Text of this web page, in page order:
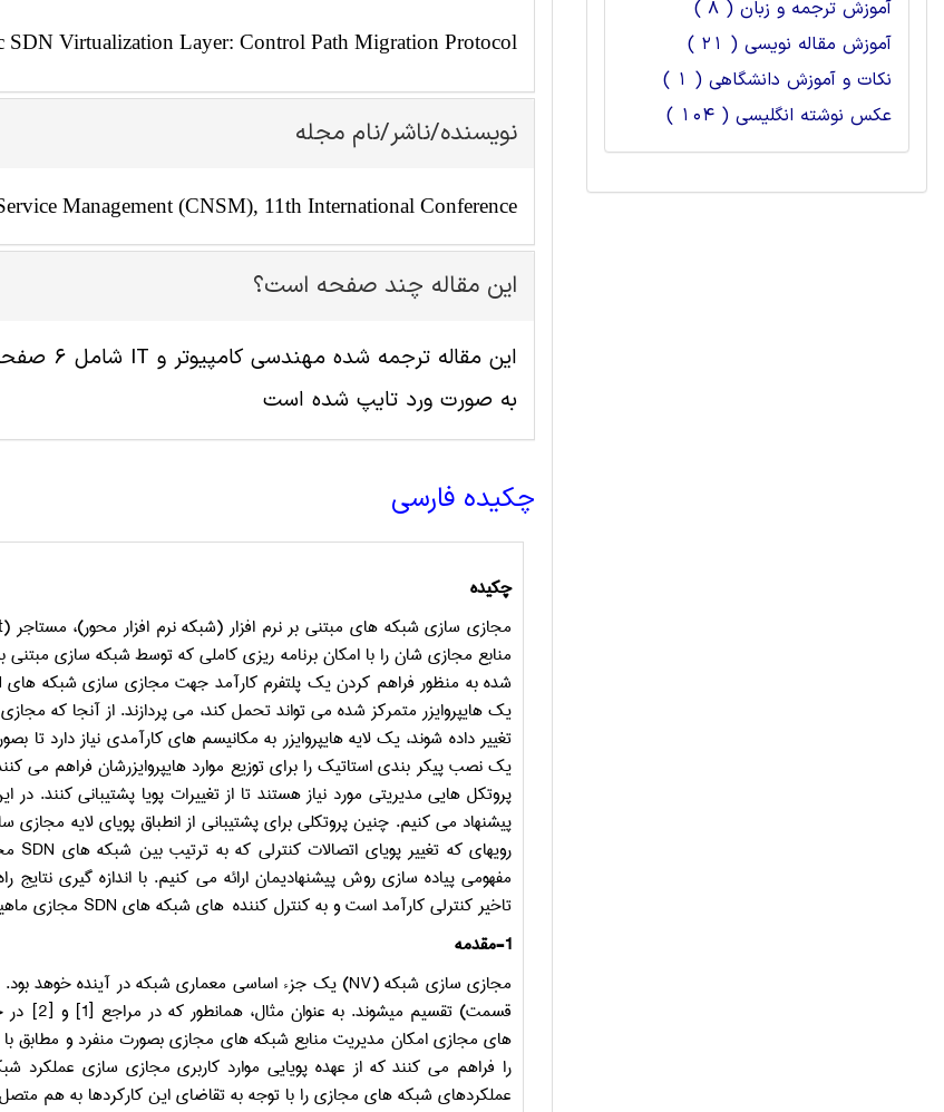
SDN Virtualization Layer: Control Path Migration Protocol
نویسنده/ناشر/نام مجله
Management (CNSM), 11th International Conference
این مقاله چند صفحه است؟
به صورت ورد تایپ شده است
چکیده فارسی
چکیده
مجازی سازی شبکه­ های مبتنی بر نرم افزار (شبکه نرم­ افزار محور)، مستاجر (
منابع مجازی شان را با امکان برنامه ریزی کاملی که توسط شبکه سازی مبتنی
شده به منظور فراهم کردن یک پلتفرم کارآمد جهت مجازی سازی شبکه های
یک هایپروایزر متمرکز شده می تواند تحمل کند، می پردازند. از آنجا که
تغییر داده شوند، یک لایه هایپروایزر به مکانیسم های کارآمدی نیاز دارد تا
یک نصب پیکر بندی استاتیک را برای توزیع موارد هایپروایزرشان فراهم می
پروتکل هایی مدیریتی مورد نیاز هستند تا از تغییرات پویا پشتیبانی کنند.
پیشنهاد می کنیم. چنین پروتکلی برای پشتیبانی از انطباق پویای لایه مجازی
رویه­ای که تغییر پویای اتصالات کنترلی که به ترتیب بین شبکه های SDN
مفهومی پیاده سازی روش پیشنهادیمان ارائه می کنیم. با اندازه ­گیری
تاخیر کنترلی کارآمد است و به کنترل کننده های شبکه های SDN مجازی
1-مقدمه
مجازی سازی شبکه (NV) یک جزء اساسی معماری شبکه در آینده خوهد
قسمت) تقسیم می­شوند. به عنوان مثال، همانطور که در مراجع [1] و [2] در خصوص شبکه های موبایل
های مجازی امکان مدیریت منابع شبکه های مجازی بصورت منفرد و مطابق
را فراهم می کنند که از عهده پویایی موارد کاربری مجازی سازی عملکرد
عملکردهای شبکه های مجازی را با توجه به تقاضای این کارکردها به هم
آموزش ترجمه و زبان ( 8 )
آموزش مقاله نویسی ( 21 )
نکات و آموزش دانشگاهی ( 1 )
عکس نوشته انگلیسی ( 104 )